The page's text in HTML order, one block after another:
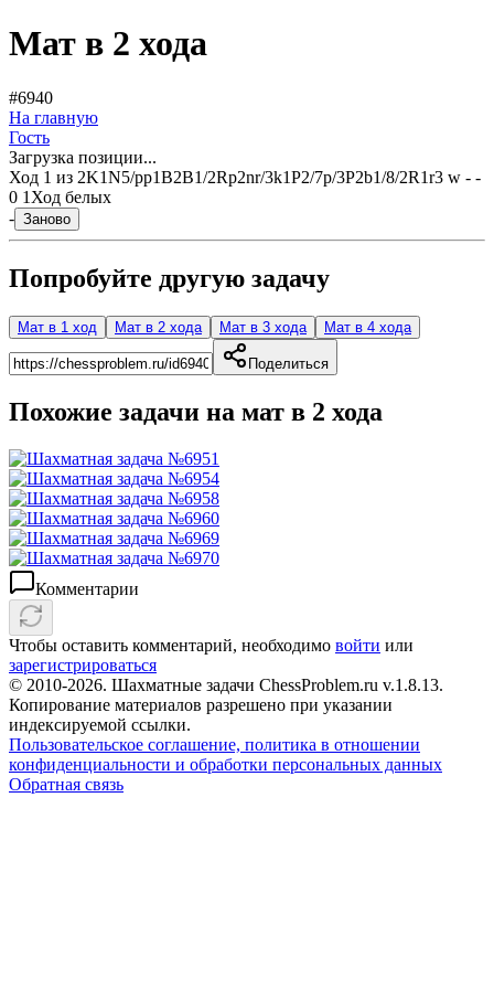
Мат в 2 хода
#6940
На главную
Гость
Загрузка позиции...
Ход 1 из 2K1N5/pp1B2B1/2Rp2nr/3k1P2/7p/3P2b1/8/2R1r3 w - -
0 1 Ход белых
- Заново
Попробуйте другую задачу
Мат в 1 ход Мат в 2 хода Мат в 3 хода Мат в 4 хода
Поделиться
Похожие задачи на мат в 2 хода
Комментарии
Чтобы оставить комментарий, необходимо войти или
зарегистрироваться
© 2010-2026. Шахматные задачи ChessProblem.ru v.1.8.13.
Копирование материалов разрешено при указании
индексируемой ссылки.
Пользовательское соглашение, политика в отношении
конфиденциальности и обработки персональных данных
Обратная связь